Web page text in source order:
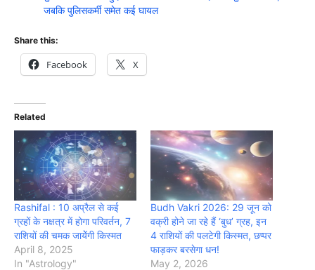
जबकि पुलिसकर्मी समेत कई घायल
Share this:
Facebook X
Related
Rashifal : 10 अप्रैल से कई
ग्रहों के नक्षत्र में होगा परिवर्तन, 7
राशियों की चमक जायेेंगी किस्मत
April 8, 2025
In "Astrology"
Budh Vakri 2026: 29 जून को
वक्री होने जा रहे हैं ‘बुध’ ग्रह, इन
4 राशियों की पलटेगी किस्मत, छप्पर
फाड़कर बरसेगा धन!
May 2, 2026